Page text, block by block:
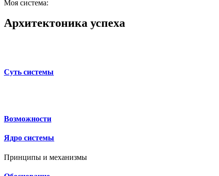
Моя система:
Архитектоника успеха
Суть системы
Возможности
Ядро системы
Принципы и механизмы